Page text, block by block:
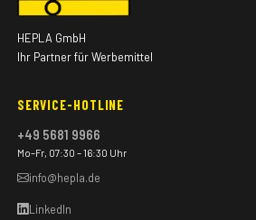
HEPLA GmbH
Ihr Partner für Werbemittel
SERVICE-HOTLINE
+49 5681 9966
Mo–Fr, 07:30 – 16:30 Uhr
info@hepla.de
LinkedIn